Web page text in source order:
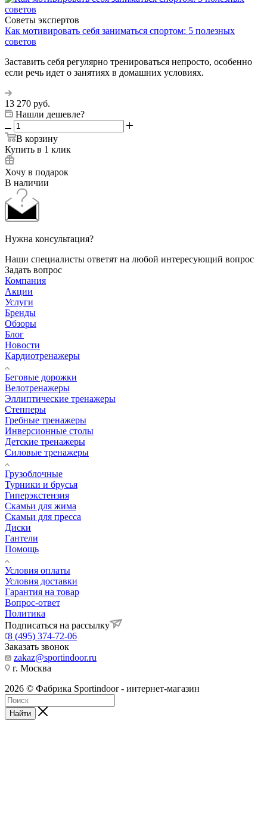
Советы экспертов
Как мотивировать себя заниматься спортом: 5 полезных
советов
Заставить себя регулярно тренироваться непросто, особенно
если речь идет о занятиях в домашних условиях.
13 270 руб.
Нашли дешевле?
В корзину
Купить в 1 клик
Хочу в подарок
В наличии
Нужна консультация?
Наши специалисты ответят на любой интересующий вопрос
Задать вопрос
Компания
Акции
Услуги
Бренды
Обзоры
Блог
Новости
Кардиотренажеры
Беговые дорожки
Велотренажеры
Эллиптические тренажеры
Степперы
Гребные тренажеры
Инверсионные столы
Детские тренажеры
Силовые тренажеры
Грузоблочные
Турники и брусья
Гиперэкстензия
Скамьи для жима
Скамьи для пресса
Диски
Гантели
Помощь
Условия оплаты
Условия доставки
Гарантия на товар
Вопрос-ответ
Политика
Подписаться на рассылку
8 (495) 374-72-06
Заказать звонок
zakaz@sportindoor.ru
г. Москва
2026 © Фабрика Sportindoor - интернет-магазин
Найти